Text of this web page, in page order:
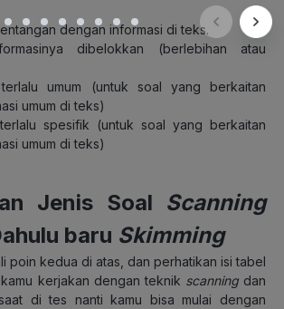
dengan informasi di teks.
dibelokkan (berlebihan atau
umum (untuk soal yang berkaitan
umum di teks)
spesifik (untuk soal yang berkaitan
umum di teks)
Jenis Soal Scanning
baru Skimming
poin kedua di atas, dan perhatikan isi tabel
kerjakan dengan teknik scanning dan
di tes nanti kamu bisa mulai dengan